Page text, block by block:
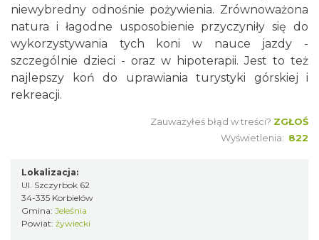
niewybredny odnośnie pożywienia. Zrównoważona
natura i łagodne usposobienie przyczyniły się do
wykorzystywania tych koni w nauce jazdy -
szczególnie dzieci - oraz w hipoterapii. Jest to też
najlepszy koń do uprawiania turystyki górskiej i
rekreacji.
Zauważyłeś błąd w treści? ZGŁOŚ
Wyświetlenia: 822
Lokalizacja:
Ul. Szczyrbok 62
34-335 Korbielów
Gmina: Jeleśnia
Powiat: żywiecki